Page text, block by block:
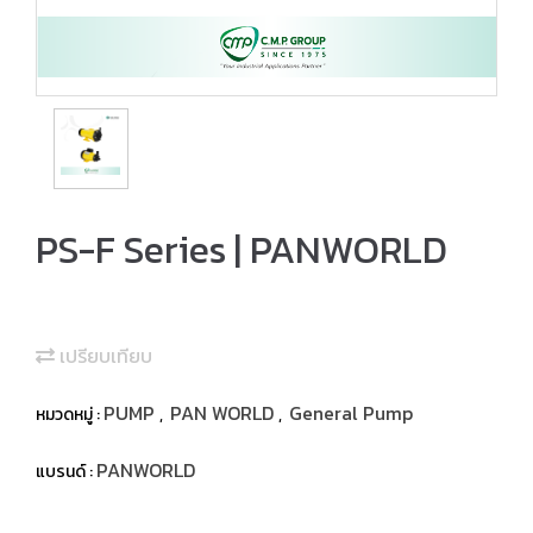
PS-F Series | PANWORLD
เปรียบเทียบ
หมวดหมู่ :PUMP , PAN WORLD, General Pump
แบรนด์ :PANWORLD